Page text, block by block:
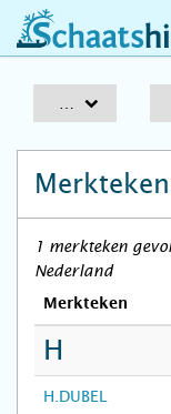
1 merkteken
Nederland
Merkteken
H
H.DUBEL